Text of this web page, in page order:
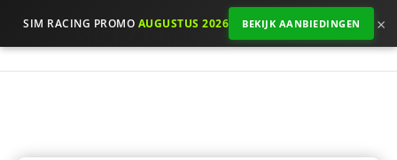
SIM RACING PROMO AUGUSTUS 2026 BEKIJK AANBIEDINGEN ×